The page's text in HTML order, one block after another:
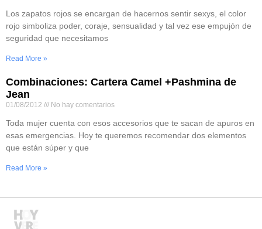
Los zapatos rojos se encargan de hacernos sentir sexys, el color
rojo simboliza poder, coraje, sensualidad y tal vez ese empujón de
seguridad que necesitamos
Read More »
Combinaciones: Cartera Camel +Pashmina de
Jean
01/08/2012 No hay comentarios
Toda mujer cuenta con esos accesorios que te sacan de apuros en
esas emergencias. Hoy te queremos recomendar dos elementos
que están súper y que
Read More »